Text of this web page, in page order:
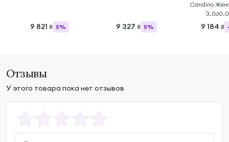
9 821 ₴ 5% 9 327 ₴ 5%
Candino
9 184 ₴
Отзывы
У этого товара пока нет отзывов